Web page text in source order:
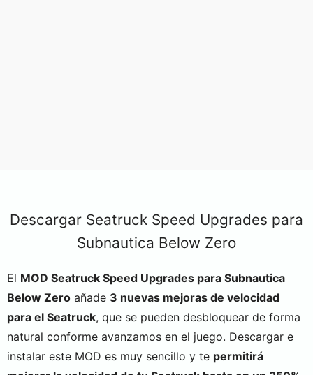
Descargar Seatruck Speed Upgrades para
Subnautica Below Zero
El MOD Seatruck Speed Upgrades para Subnautica
Below Zero añade 3 nuevas mejoras de velocidad
para el Seatruck, que se pueden desbloquear de forma
natural conforme avanzamos en el juego. Descargar e
instalar este MOD es muy sencillo y te permitirá